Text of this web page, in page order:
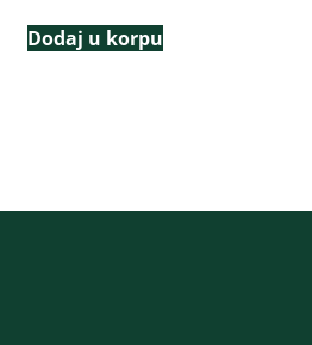
Dodaj u korpu